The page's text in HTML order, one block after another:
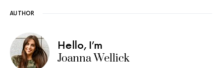
AUTHOR
Hello, I’m
Joanna Wellick